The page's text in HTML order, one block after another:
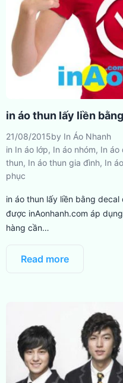
in áo thun lấy liền
21/08/2015by In Áo Nhanh
in In áo lớp, In áo nhóm, In áo
thun, In áo thun gia đình, In
phục
in áo thun lấy liền bằng
được inAonhanh.com áp
hàng cần…
Read more